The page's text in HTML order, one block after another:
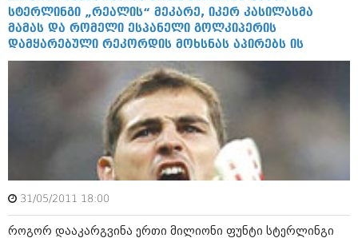
აპრილი 2017 (220)
მარტი 2017 (212)
თებერვალი 2017 (205)
დეკემბერი 2016 (207)
ნოემბერი 2016 (207)
ოქტომბერი 2016 (257)
სექტემბერი 2016 (224)
აგვისტო 2016 (258)
ივლისი 2016 (211)
ივნისი 2016 (221)
მაისი 2016 (261)
აპრილი 2016 (215)
მარტი 2016 (200)
თებერვალი 2016 (250)
სტერლინგი „რეალის“ მეკარე, იკერ კასილასმა
მამას და რომელი ესპანელი გოლკიპერის
დამყარებული რეკორდის მოხსნას აპირებს ის
31/05/2011 18:00
როგორ დააკარგვინა ერთი მილიონი ფუნტი სტერლინგი